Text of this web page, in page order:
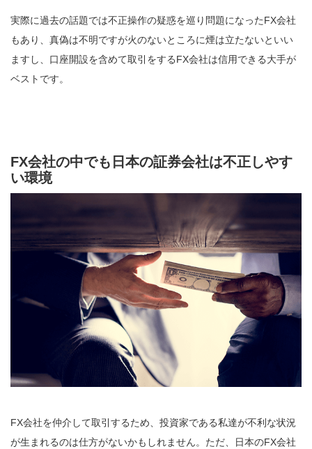
実際に過去の話題では不正操作の疑惑を巡り問題になったFX会社
もあり、真偽は不明ですが火のないところに煙は立たないといい
ますし、口座開設を含めて取引をするFX会社は信用できる大手が
ベストです。
FX会社の中でも日本の証券会社は不正しやす
い環境
FX会社を仲介して取引するため、投資家である私達が不利な状況
が生まれるのは仕方がないかもしれません。ただ、日本のFX会社